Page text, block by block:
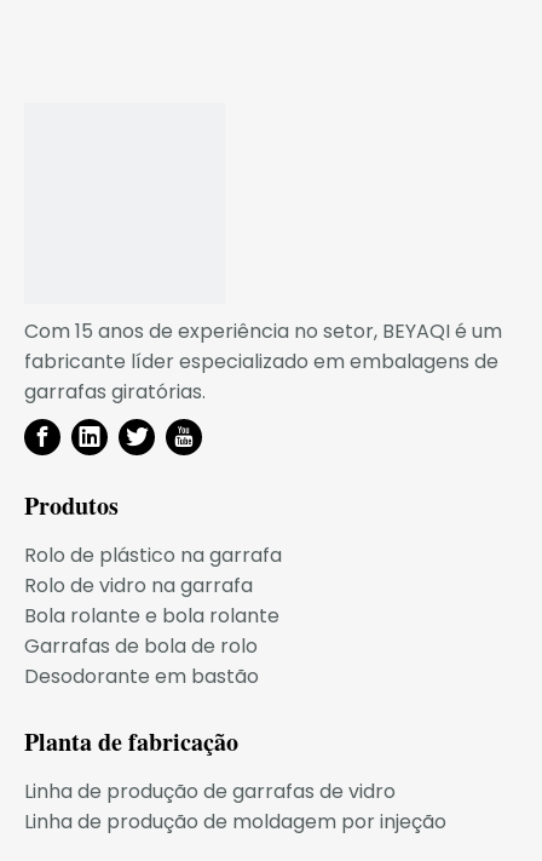
Com 15 anos de experiência no setor, BEYAQI é um
fabricante líder especializado em embalagens de
garrafas giratórias.
Produtos
Rolo de plástico na garrafa
Rolo de vidro na garrafa
Bola rolante e bola rolante
Garrafas de bola de rolo
Desodorante em bastão
Planta de fabricação
Linha de produção de garrafas de vidro
Linha de produção de moldagem por injeção